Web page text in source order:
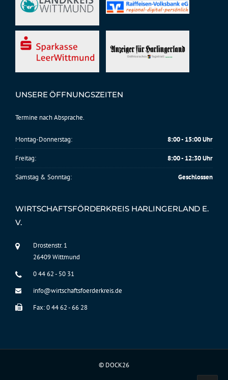
UNSERE ÖFFNUNGSZEITEN
Termine nach Absprache.
Montag-Donnerstag: 8:00 - 15:00 Uhr
Freitag: 8:00 - 12:30 Uhr
Samstag & Sonntag: Geschlossen
WIRTSCHAFTSFÖRDERKREIS HARLINGERLAND E.
V.
Drostenstr. 1
26409 Wittmund
0 44 62 - 50 31
info@wirtschaftsfoerderkreis.de
Fax: 0 44 62 - 66 28
© DOCK26